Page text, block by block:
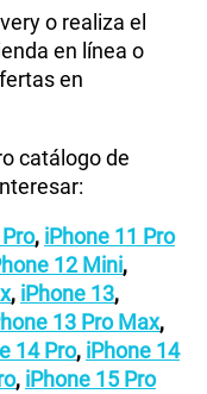
o realiza el
en línea o
en
catálogo de
, iPhone 11 Pro
12 Mini,
, iPhone 13,
13 Pro Max,
14 Pro, iPhone 14
, iPhone 15 Pro